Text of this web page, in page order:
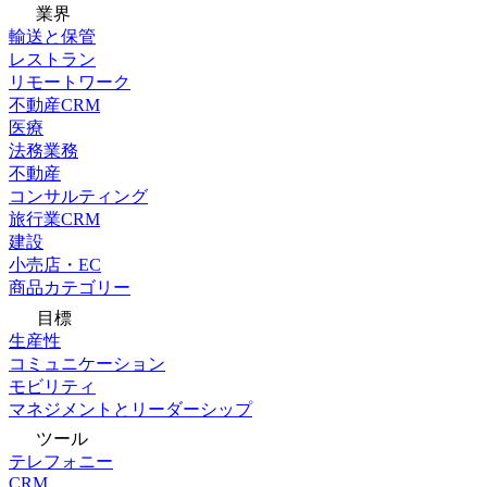
業界
輸送と保管
レストラン
リモートワーク
不動産CRM
医療
法務業務
不動産
コンサルティング
旅行業CRM
建設
小売店・EC
商品カテゴリー
目標
生産性
コミュニケーション
モビリティ
マネジメントとリーダーシップ
ツール
テレフォニー
CRM